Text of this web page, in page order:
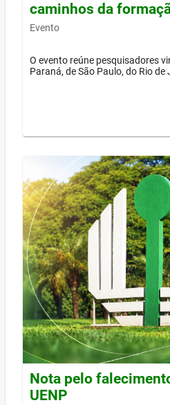
caminhos da
Evento
O evento reúne pesquisadores
Paraná, de São Paulo, do Rio
Nota pelo
UENP